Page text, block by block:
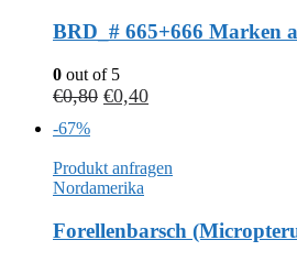
BRD_# 665+666 Marken
0 out of 5
€0,80 €0,40
-67%
Produkt anfragen
Nordamerika
Forellenbarsch